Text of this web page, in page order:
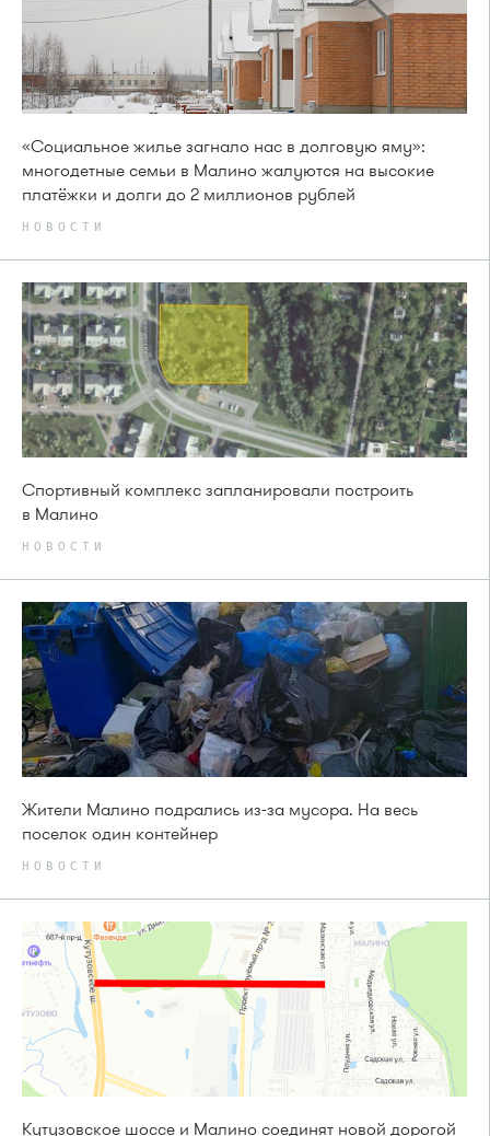
«Социальное жилье загнало нас в долговую яму»:
многодетные семьи в Малино жалуются на высокие
платёжки и долги до 2 миллионов рублей
НОВОСТИ
Спортивный комплекс запланировали построить
в Малино
НОВОСТИ
Жители Малино подрались из-за мусора. На весь
поселок один контейнер
НОВОСТИ
Кутузовское шоссе и Малино соединят новой дорогой